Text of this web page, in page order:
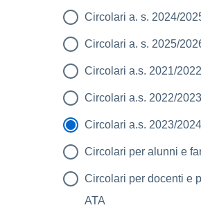
Circolari a. s. 2024/
Circolari a. s. 2025/
Circolari a.s. 2021/2022
Circolari a.s. 2022/2023
Circolari a.s. 2023/2024
Circolari per alunni e
Circolari per docenti e
ATA